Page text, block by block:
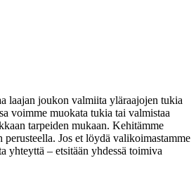
laajan joukon valmiita yläraajojen tukia
voimme muokata tukia tai valmistaa
tarpeiden mukaan. Kehitämme
Jos et löydä valikoimastamme
yhteyttä – etsitään yhdessä toimiva